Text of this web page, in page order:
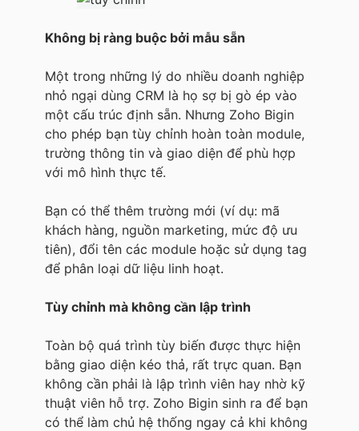
Không bị ràng buộc bởi mẫu sẵn
Một trong những lý do nhiều doanh nghiệp
nhỏ ngại dùng CRM là họ sợ bị gò ép vào
một cấu trúc định sẵn. Nhưng Zoho Bigin
cho phép bạn tùy chỉnh hoàn toàn module,
trường thông tin và giao diện để phù hợp
với mô hình thực tế.
Bạn có thể thêm trường mới (ví dụ: mã
khách hàng, nguồn marketing, mức độ ưu
tiên), đổi tên các module hoặc sử dụng tag
để phân loại dữ liệu linh hoạt.
Tùy chỉnh mà không cần lập trình
Toàn bộ quá trình tùy biến được thực hiện
bằng giao diện kéo thả, rất trực quan. Bạn
không cần phải là lập trình viên hay nhờ kỹ
thuật viên hỗ trợ. Zoho Bigin sinh ra để bạn
có thể làm chủ hệ thống ngay cả khi không